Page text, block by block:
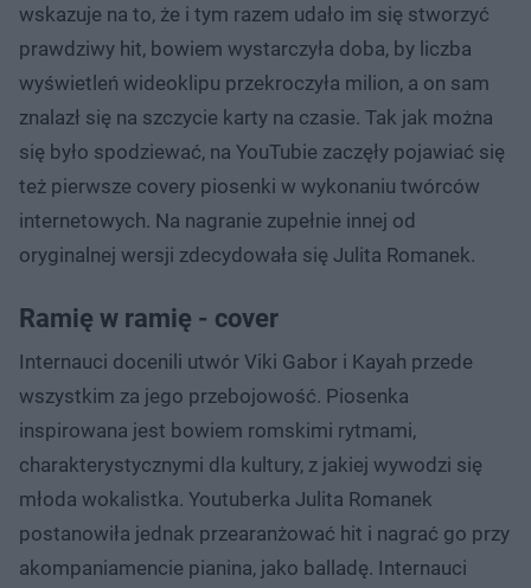
wskazuje na to, że i tym razem udało im się stworzyć
prawdziwy hit, bowiem wystarczyła doba, by liczba
wyświetleń wideoklipu przekroczyła milion, a on sam
znalazł się na szczycie karty na czasie. Tak jak można
się było spodziewać, na YouTubie zaczęły pojawiać się
też pierwsze covery piosenki w wykonaniu twórców
internetowych. Na nagranie zupełnie innej od
oryginalnej wersji zdecydowała się Julita Romanek.
Ramię w ramię - cover
Internauci docenili utwór Viki Gabor i Kayah przede
wszystkim za jego przebojowość. Piosenka
inspirowana jest bowiem romskimi rytmami,
charakterystycznymi dla kultury, z jakiej wywodzi się
młoda wokalistka. Youtuberka Julita Romanek
postanowiła jednak przearanżować hit i nagrać go przy
akompaniamencie pianina, jako balladę. Internauci